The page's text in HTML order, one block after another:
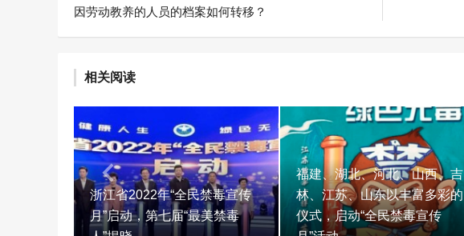
因劳动教养的人员的档案如何转移？
相关阅读
浙江省2022年“全民禁毒宣传
月”启动，第七届“最美禁毒
福建、湖北、河北、山西、吉
林、江苏、山东以丰富多彩的
仪式，启动“全民禁毒宣传